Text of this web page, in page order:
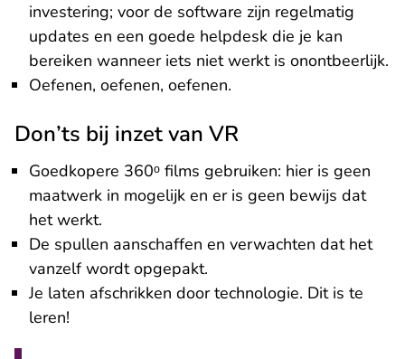
investering; voor de software zijn regelmatig
updates en een goede helpdesk die je kan
bereiken wanneer iets niet werkt is onontbeerlijk.
Oefenen, oefenen, oefenen.
Don’ts bij inzet van VR
Goedkopere 360ᵒ films gebruiken: hier is geen
maatwerk in mogelijk en er is geen bewijs dat
het werkt.
De spullen aanschaffen en verwachten dat het
vanzelf wordt opgepakt.
Je laten afschrikken door technologie. Dit is te
leren!